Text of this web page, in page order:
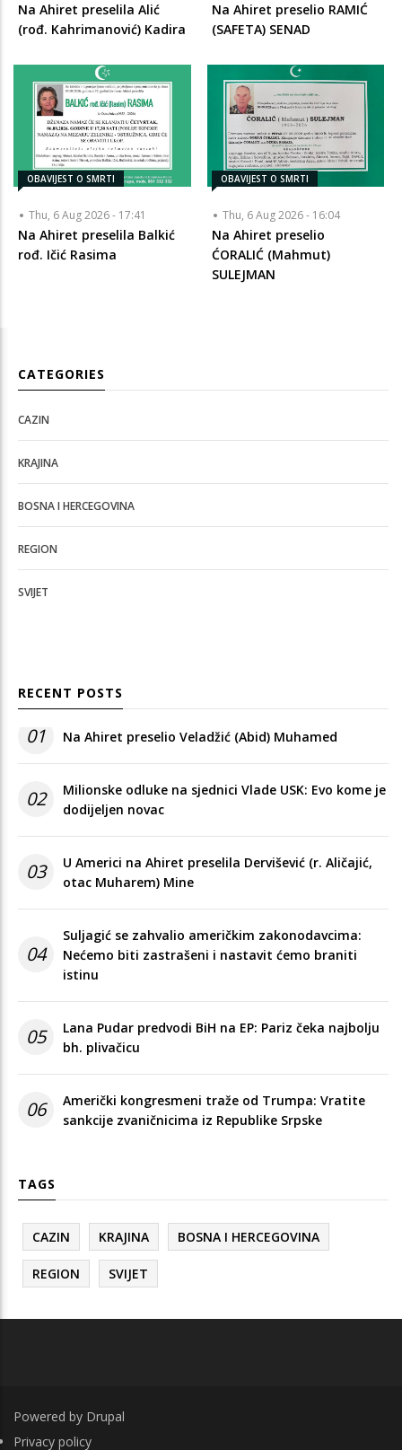
Na Ahiret preselila Alić
(rođ. Kahrimanović) Kadira
Na Ahiret preselio RAMIĆ
(SAFETA) SENAD
OBAVIJEST O SMRTI
Thu, 6 Aug 2026 - 17:41
Na Ahiret preselila Balkić
rođ. Ičić Rasima
OBAVIJEST O SMRTI
Thu, 6 Aug 2026 - 16:04
Na Ahiret preselio
ĆORALIĆ (Mahmut)
SULEJMAN
CATEGORIES
CAZIN
KRAJINA
BOSNA I HERCEGOVINA
REGION
SVIJET
RECENT POSTS
01 Na Ahiret preselio Veladžić (Abid) Muhamed
02
Milionske odluke na sjednici Vlade USK: Evo kome je
dodijeljen novac
03
U Americi na Ahiret preselila Dervišević (r. Aličajić,
otac Muharem) Mine
04
Suljagić se zahvalio američkim zakonodavcima:
Nećemo biti zastrašeni i nastavit ćemo braniti
istinu
05
Lana Pudar predvodi BiH na EP: Pariz čeka najbolju
bh. plivačicu
06
Američki kongresmeni traže od Trumpa: Vratite
sankcije zvaničnicima iz Republike Srpske
TAGS
CAZIN KRAJINA BOSNA I HERCEGOVINA
REGION SVIJET
Powered by Drupal
FOOTER
Privacy policy